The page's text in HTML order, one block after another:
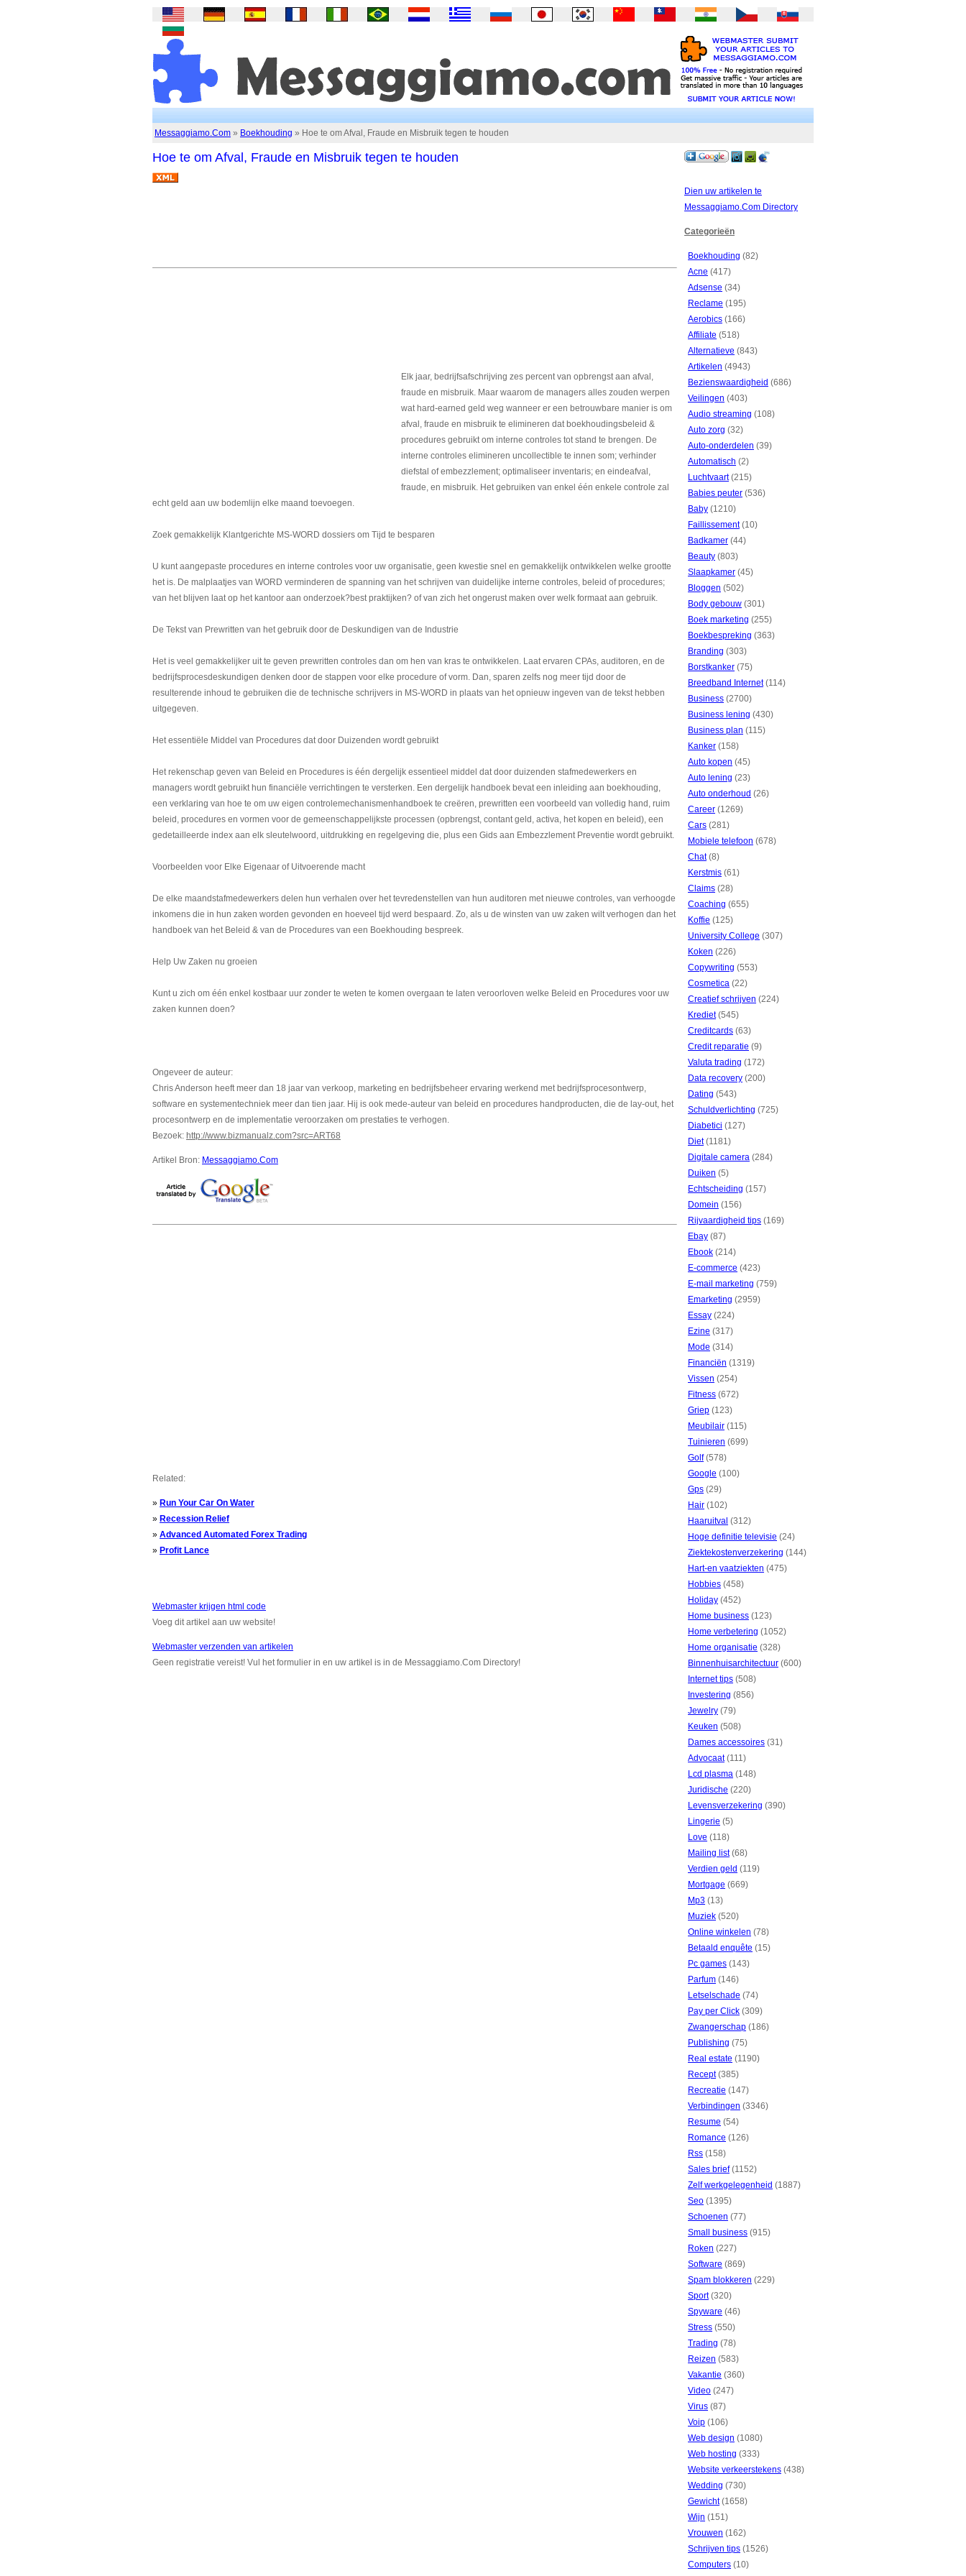
Messaggiamo.Com » Boekhouding » Hoe te om Afval, Fraude en Misbruik tegen te houden
Hoe te om Afval, Fraude en Misbruik tegen te houden
Elk jaar, bedrijfsafschrijving zes percent van opbrengst aan afval,
fraude en misbruik. Maar waarom de managers alles zouden werpen
wat hard-earned geld weg wanneer er een betrouwbare manier is om
afval, fraude en misbruik te elimineren dat boekhoudingsbeleid &
procedures gebruikt om interne controles tot stand te brengen. De
interne controles elimineren uncollectible te innen som; verhinder
diefstal of embezzlement; optimaliseer inventaris; en eindeafval,
fraude, en misbruik. Het gebruiken van enkel één enkele controle zal
echt geld aan uw bodemlijn elke maand toevoegen.
Zoek gemakkelijk Klantgerichte MS-WORD dossiers om Tijd te besparen
U kunt aangepaste procedures en interne controles voor uw organisatie, geen kwestie snel en gemakkelijk ontwikkelen welke grootte
het is. De malplaatjes van WORD verminderen de spanning van het schrijven van duidelijke interne controles, beleid of procedures;
van het blijven laat op het kantoor aan onderzoek?best praktijken? of van zich het ongerust maken over welk formaat aan gebruik.
De Tekst van Prewritten van het gebruik door de Deskundigen van de Industrie
Het is veel gemakkelijker uit te geven prewritten controles dan om hen van kras te ontwikkelen. Laat ervaren CPAs, auditoren, en de
bedrijfsprocesdeskundigen denken door de stappen voor elke procedure of vorm. Dan, sparen zelfs nog meer tijd door de
resulterende inhoud te gebruiken die de technische schrijvers in MS-WORD in plaats van het opnieuw ingeven van de tekst hebben
uitgegeven.
Het essentiële Middel van Procedures dat door Duizenden wordt gebruikt
Het rekenschap geven van Beleid en Procedures is één dergelijk essentieel middel dat door duizenden stafmedewerkers en
managers wordt gebruikt hun financiële verrichtingen te versterken. Een dergelijk handboek bevat een inleiding aan boekhouding,
een verklaring van hoe te om uw eigen controlemechanismenhandboek te creëren, prewritten een voorbeeld van volledig hand, ruim
beleid, procedures en vormen voor de gemeenschappelijkste processen (opbrengst, contant geld, activa, het kopen en beleid), een
gedetailleerde index aan elk sleutelwoord, uitdrukking en regelgeving die, plus een Gids aan Embezzlement Preventie wordt gebruikt.
Voorbeelden voor Elke Eigenaar of Uitvoerende macht
De elke maandstafmedewerkers delen hun verhalen over het tevredenstellen van hun auditoren met nieuwe controles, van verhoogde
inkomens die in hun zaken worden gevonden en hoeveel tijd werd bespaard. Zo, als u de winsten van uw zaken wilt verhogen dan het
handboek van het Beleid & van de Procedures van een Boekhouding bespreek.
Help Uw Zaken nu groeien
Kunt u zich om één enkel kostbaar uur zonder te weten te komen overgaan te laten veroorloven welke Beleid en Procedures voor uw
zaken kunnen doen?
Ongeveer de auteur:
Chris Anderson heeft meer dan 18 jaar van verkoop, marketing en bedrijfsbeheer ervaring werkend met bedrijfsprocesontwerp,
software en systementechniek meer dan tien jaar. Hij is ook mede-auteur van beleid en procedures handproducten, die de lay-out, het
procesontwerp en de implementatie veroorzaken om prestaties te verhogen.
Bezoek: http://www.bizmanualz.com?src=ART68
Artikel Bron: Messaggiamo.Com
Related:
» Run Your Car On Water
» Recession Relief
» Advanced Automated Forex Trading
» Profit Lance
Webmaster krijgen html code
Voeg dit artikel aan uw website!
Webmaster verzenden van artikelen
Geen registratie vereist! Vul het formulier in en uw artikel is in de Messaggiamo.Com Directory!
Dien uw artikelen te
Messaggiamo.Com Directory
Categorieën
Boekhouding (82)
Acne (417)
Adsense (34)
Reclame (195)
Aerobics (166)
Affiliate (518)
Alternatieve (843)
Artikelen (4943)
Bezienswaardigheid (686)
Veilingen (403)
Audio streaming (108)
Auto zorg (32)
Auto-onderdelen (39)
Automatisch (2)
Luchtvaart(215)
Babies peuter (536)
Baby (1210)
Faillissement(10)
Badkamer (44)
Beauty (803)
Slaapkamer (45)
Bloggen (502)
Body gebouw (301)
Boek marketing (255)
Boekbespreking (363)
Branding (303)
Borstkanker (75)
Breedband Internet(114)
Business (2700)
Business lening (430)
Business plan (115)
Kanker (158)
Auto kopen (45)
Auto lening (23)
Auto onderhoud (26)
Career (1269)
Cars (281)
Mobiele telefoon (678)
Chat(8)
Kerstmis (61)
Claims (28)
Coaching (655)
Koffie (125)
University College (307)
Koken (226)
Copywriting (553)
Cosmetica (22)
Creatief schrijven (224)
Krediet(545)
Creditcards (63)
Credit reparatie (9)
Valuta trading (172)
Data recovery (200)
Dating (543)
Schuldverlichting (725)
Diabetici (127)
Diet(1181)
Digitale camera (284)
Duiken (5)
Echtscheiding (157)
Domein (156)
Rijvaardigheid tips (169)
Ebay (87)
Ebook (214)
E-commerce (423)
E-mail marketing (759)
Emarketing (2959)
Essay (224)
Ezine (317)
Mode (314)
Financiën (1319)
Vissen (254)
Fitness (672)
Griep (123)
Meubilair (115)
Tuinieren (699)
Golf(578)
Google (100)
Gps (29)
Hair (102)
Haaruitval (312)
Hoge definitie televisie (24)
Ziektekostenverzekering (144)
Hart-en vaatziekten (475)
Hobbies (458)
Holiday (452)
Home business (123)
Home verbetering (1052)
Home organisatie (328)
Binnenhuisarchitectuur (600)
Internet tips (508)
Investering (856)
Jewelry (79)
Keuken (508)
Dames accessoires (31)
Advocaat(111)
Lcd plasma (148)
Juridische (220)
Levensverzekering (390)
Lingerie (5)
Love (118)
Mailing list(68)
Verdien geld (119)
Mortgage (669)
Mp3 (13)
Muziek (520)
Online winkelen (78)
Betaald enquête (15)
Pc games (143)
Parfum (146)
Letselschade (74)
Pay per Click (309)
Zwangerschap (186)
Publishing (75)
Real estate (1190)
Recept(385)
Recreatie (147)
Verbindingen (3346)
Resume (54)
Romance (126)
Rss (158)
Sales brief(1152)
Zelf werkgelegenheid (1887)
Seo (1395)
Schoenen (77)
Small business (915)
Roken (227)
Software (869)
Spam blokkeren (229)
Sport(320)
Spyware (46)
Stress (550)
Trading (78)
Reizen (583)
Vakantie (360)
Video (247)
Virus (87)
Voip (106)
Web design (1080)
Web hosting (333)
Website verkeerstekens (438)
Wedding (730)
Gewicht(1658)
Wijn (151)
Vrouwen (162)
Schrijven tips (1526)
Computers (10)